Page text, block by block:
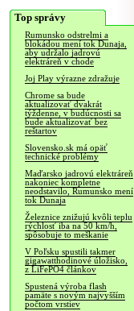
Top správy
Rumunsko odstrelmi a
blokádou mení tok Dunaja,
aby udržalo jadrovú
elektráreň v chode
Joj Play výrazne zdražuje
Chrome sa bude
aktualizovať dvakrát
týždenne, v budúcnosti sa
bude aktualizovať bez
reštartov
Slovensko.sk má opäť
technické problémy
Maďarsko jadrovú elektráreň
nakoniec kompletne
neodstavilo, Rumunsko mení
tok Dunaja
Železnice znižujú kvôli teplu
rýchlosť iba na 50 km/h,
spôsobuje to meškanie
V Poľsku spustili takmer
gigawatthodinové úložisko,
z LiFePO4 článkov
Spustená výroba flash
pamäte s novým najvyšším
počtom vrstiev